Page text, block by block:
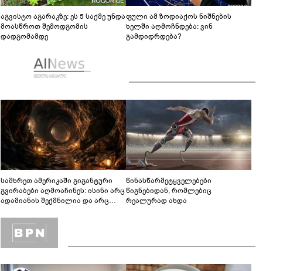
აგვისტო აგარაკზე: ეს 5 საქმე უნდა
მოასწროთ შემოდგომის
დადგომამდე
ფული ამ ზოდიაქოს ნიშნების
ხელში აღმოჩნდება: ვინ
გამდიდრდება?
სამხრეთ ამერიკაში გიგანტური
გვირაბები აღმოაჩინეს: ისინი არც
ადამიანის შექმნილია და არც
ლაბირინთები?
წინასწარმეტყველებები
წიგნებიდან, რომლებიც
რეალურად ახდა